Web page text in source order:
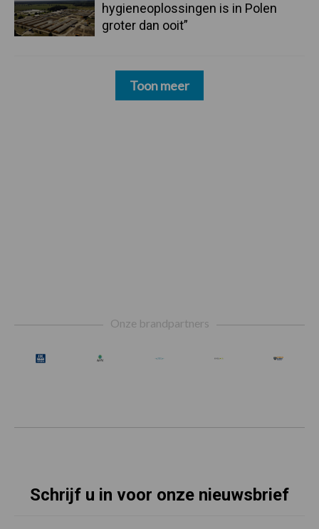
hygieneoplossingen is in Polen
groter dan ooit”
Toon meer
Onze brandpartners
Schrijf u in voor onze nieuwsbrief